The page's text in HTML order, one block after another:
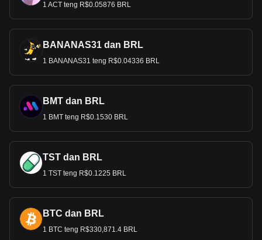
1 ACT teng R$0.05876 BRL
BANANAS31 dan BRL
1 BANANAS31 teng R$0.04336 BRL
BMT dan BRL
1 BMT teng R$0.1530 BRL
TST dan BRL
1 TST teng R$0.1225 BRL
BTC dan BRL
1 BTC teng R$330,871.4 BRL